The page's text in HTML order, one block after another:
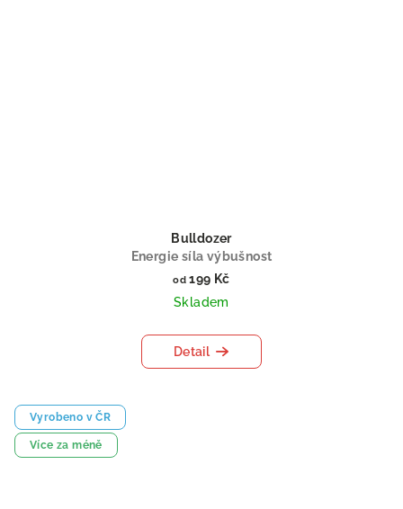
Bulldozer
Energie síla výbušnost
od 199 Kč
Skladem
Detail
Vyrobeno v ČR
Více za méně